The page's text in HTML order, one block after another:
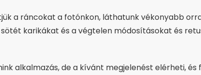
a ráncokat a fotónkon, láthatunk vékonyabb
karikákat és a végtelen módosításokat és
alkalmazás, de a kívánt megjelenést elérheti,